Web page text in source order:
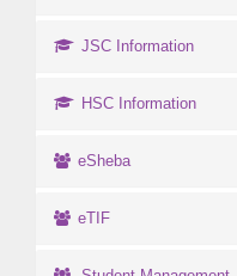
JSC Information
HSC Information
eSheba
eTIF